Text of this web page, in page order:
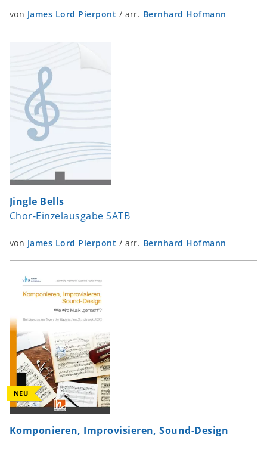
von James Lord Pierpont / arr. Bernhard Hofmann
Jingle Bells
Chor-Einzelausgabe SATB
von James Lord Pierpont / arr. Bernhard Hofmann
NEU
Komponieren, Improvisieren, Sound-Design